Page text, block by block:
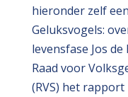
hieronder zelf
Geluksvogels:
levensfase Jos
Raad voor
(RVS) het